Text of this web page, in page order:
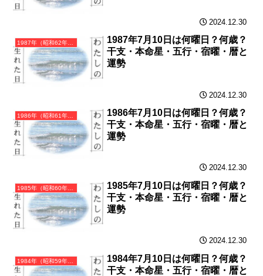
2024.12.30
1987年（昭和62年）丁卯（ひのとう）・卯年（うさぎ年）カレンダー（月曜はじまり）
1987年7月10日は何曜日？何歳？
干支・本命星・五行・宿曜・暦と
運勢
2024.12.30
1986年（昭和61年）丙寅（ひのえとら）・寅年（とら年）カレンダー（月曜はじまり）
1986年7月10日は何曜日？何歳？
干支・本命星・五行・宿曜・暦と
運勢
2024.12.30
1985年（昭和60年）乙丑（きのとうし）・丑年（うし年）カレンダー（月曜はじまり）
1985年7月10日は何曜日？何歳？
干支・本命星・五行・宿曜・暦と
運勢
2024.12.30
1984年（昭和59年）甲子（きのえね）・子年（ねずみ年）カレンダー（月曜はじまり）
1984年7月10日は何曜日？何歳？
干支・本命星・五行・宿曜・暦と